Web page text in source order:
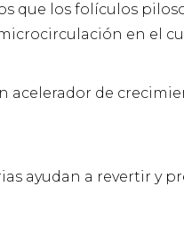
que los folículos
en el
acelerador de
ayudan a revertir y